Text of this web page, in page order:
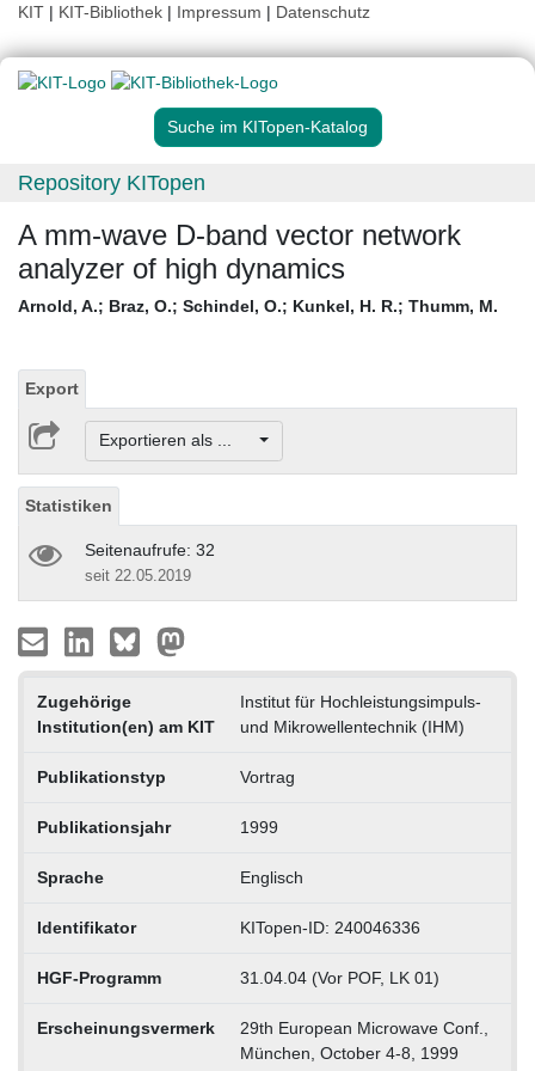
KIT | KIT-Bibliothek | Impressum | Datenschutz
Suche im KITopen-Katalog
Repository KITopen
A mm-wave D-band vector network
analyzer of high dynamics
Arnold, A.; Braz, O.; Schindel, O.; Kunkel, H. R.; Thumm, M.
Export
Exportieren als ...
Statistiken
Seitenaufrufe: 32
seit 22.05.2019
Zugehörige
Institution(en) am KIT
Institut für Hochleistungsimpuls-
und Mikrowellentechnik (IHM)
Publikationstyp Vortrag
Publikationsjahr 1999
Sprache Englisch
Identifikator KITopen-ID: 240046336
HGF-Programm 31.04.04 (Vor POF, LK 01)
Erscheinungsvermerk
29th European Microwave Conf.,
München, October 4-8, 1999